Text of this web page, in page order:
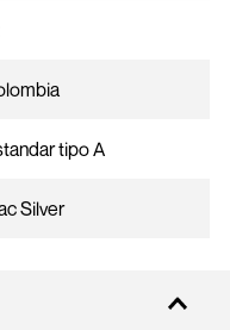
tipo A
Silver